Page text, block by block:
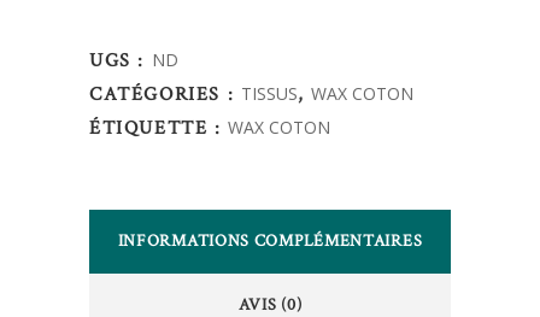
quantity
UGS : ND
CATÉGORIES : TISSUS,WAX COTON
ÉTIQUETTE :WAX COTON
INFORMATIONS COMPLÉMENTAIRES
AVIS (0)